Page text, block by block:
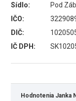
Sídlo:
Pod
IČO:
DIČ:
IČ DPH:
Hodnotenia Janka